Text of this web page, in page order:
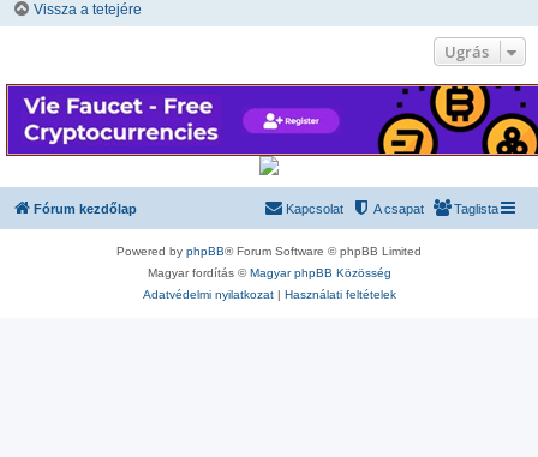
Vissza a tetejére
Ugrás
Fórum kezdőlap Taglista
A csapat
Kapcsolat
Powered by phpBB® Forum Software © phpBB Limited
Magyar fordítás ©Magyar phpBB Közösség
Adatvédelmi nyilatkozat| Használati feltételek